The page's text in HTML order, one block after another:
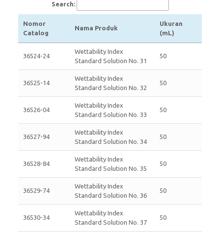
Search:
Nomor
Catalog
Nama Produk
Ukuran
(mL)
36524-24
Wettability Index
Standard Solution No. 31
50
36525-14
Wettability Index
Standard Solution No. 32
50
36526-04
Wettability Index
Standard Solution No. 33
50
36527-94
Wettability Index
Standard Solution No. 34
50
36528-84
Wettability Index
Standard Solution No. 35
50
36529-74
Wettability Index
Standard Solution No. 36
50
36530-34
Wettability Index
Standard Solution No. 37
50